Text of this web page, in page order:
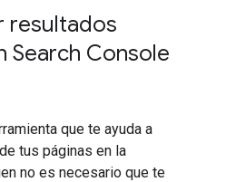
resultados
Search Console
que te ayuda a
tus páginas en la
no es necesario que te